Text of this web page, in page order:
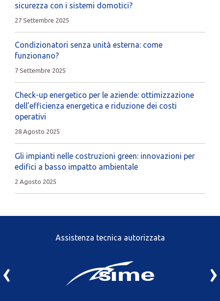
sicurezza con i sistemi domotici?
27 Settembre 2025
Condizionatori senza unità esterna: come
funzionano?
7 Settembre 2025
Check-up energetico per le aziende: ottimizzazione
dell’efficienza energetica e riduzione dei costi
operativi
28 Agosto 2025
Gli impianti nelle costruzioni green: innovazioni per
edifici a basso impatto ambientale
2 Agosto 2025
Assistenza tecnica autorizzata
‹ ›